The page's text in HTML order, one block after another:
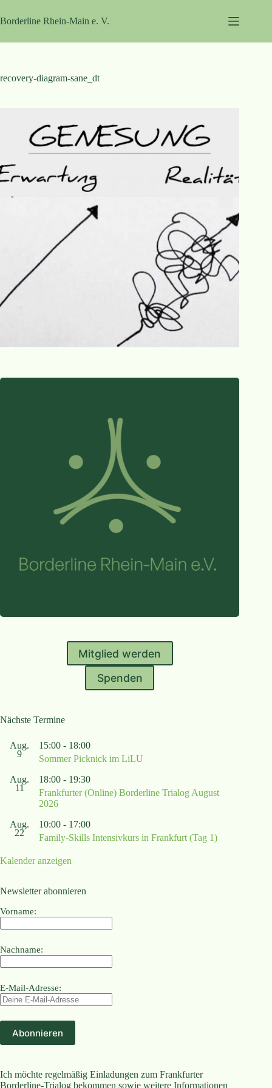
Inhalt
springen
Borderline Rhein-Main e. V.
recovery-diagram-sane_dt
Mitglied werden
Spenden
Nächste Termine
Aug.
9
15:00 - 18:00
Sommer Picknick im LiLU
Aug.
11
18:00 - 19:30
Frankfurter (Online) Borderline Trialog August
2026
Aug.
22
10:00 - 17:00
Family-Skills Intensivkurs in Frankfurt (Tag 1)
Kalender anzeigen
Newsletter abonnieren
Vorname:
Nachname:
E-Mail-Adresse:
Ich möchte regelmäßig Einladungen zum Frankfurter
Borderline-Trialog bekommen sowie weitere Informationen